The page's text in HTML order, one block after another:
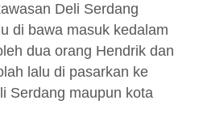
Deli Serdang
di bawa masuk kedalam
dua orang Hendrik dan
lalu di pasarkan ke
Serdang maupun kota